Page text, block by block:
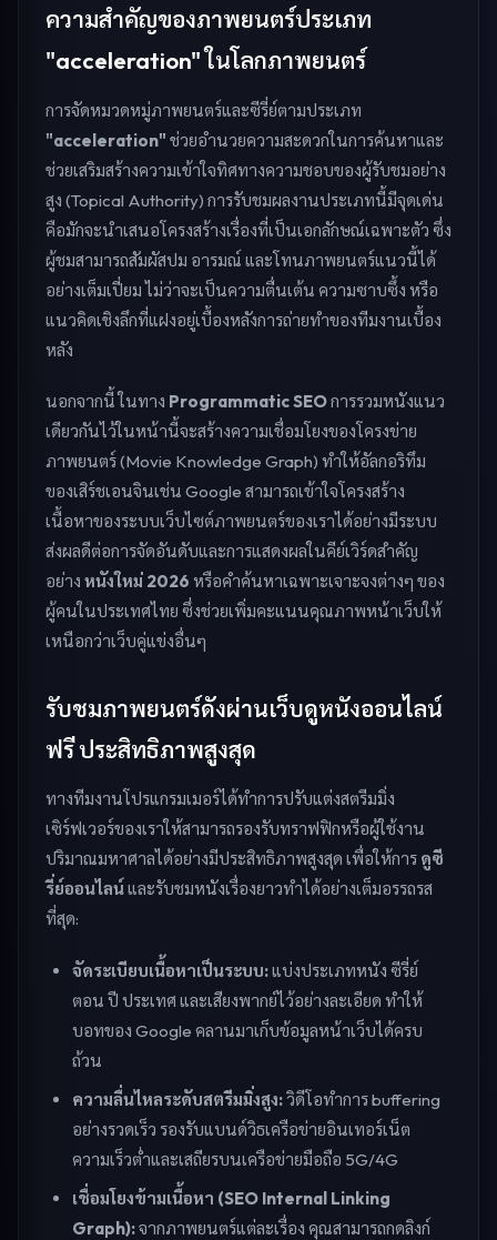
ความสำคัญของภาพยนตร์ประเภท
"acceleration" ในโลกภาพยนตร์
การจัดหมวดหมู่ภาพยนตร์และซีรี่ย์ตามประเภท
"acceleration" ช่วยอำนวยความสะดวกในการค้นหาและ
ช่วยเสริมสร้างความเข้าใจทิศทางความชอบของผู้รับชมอย่าง
สูง (Topical Authority) การรับชมผลงานประเภทนี้มีจุดเด่น
คือมักจะนำเสนอโครงสร้างเรื่องที่เป็นเอกลักษณ์เฉพาะตัว ซึ่ง
ผู้ชมสามารถสัมผัสปม อารมณ์ และโทนภาพยนตร์แนวนี้ได้
อย่างเต็มเปี่ยม ไม่ว่าจะเป็นความตื่นเต้น ความซาบซึ้ง หรือ
แนวคิดเชิงลึกที่แฝงอยู่เบื้องหลังการถ่ายทำของทีมงานเบื้อง
หลัง
นอกจากนี้ ในทาง Programmatic SEOการรวมหนังแนว
เดียวกันไว้ในหน้านี้จะสร้างความเชื่อมโยงของโครงข่าย
ภาพยนตร์ (Movie Knowledge Graph) ทำให้อัลกอริทึม
ของเสิร์ชเอนจินเช่น Google สามารถเข้าใจโครงสร้าง
เนื้อหาของระบบเว็บไซต์ภาพยนตร์ของเราได้อย่างมีระบบ
ส่งผลดีต่อการจัดอันดับและการแสดงผลในคีย์เวิร์ดสำคัญ
อย่าง หนังใหม่ 2026 หรือคำค้นหาเฉพาะเจาะจงต่างๆ ของ
ผู้คนในประเทศไทย ซึ่งช่วยเพิ่มคะแนนคุณภาพหน้าเว็บให้
เหนือกว่าเว็บคู่แข่งอื่นๆ
รับชมภาพยนตร์ดังผ่านเว็บดูหนังออนไลน์
ฟรี ประสิทธิภาพสูงสุด
ทางทีมงานโปรแกรมเมอร์ได้ทำการปรับแต่งสตรีมมิ่ง
เซิร์ฟเวอร์ของเราให้สามารถรองรับทราฟฟิกหรือผู้ใช้งาน
ปริมาณมหาศาลได้อย่างมีประสิทธิภาพสูงสุด เพื่อให้การ ดูซี
รี่ย์ออนไลน์และรับชมหนังเรื่องยาวทำได้อย่างเต็มอรรถรส
ที่สุด:
จัดระเบียบเนื้อหาเป็นระบบ:แบ่งประเภทหนัง ซีรี่ย์
ตอน ปี ประเทศ และเสียงพากย์ไว้อย่างละเอียด ทำให้
บอทของ Google คลานมาเก็บข้อมูลหน้าเว็บได้ครบ
ถ้วน
ความลื่นไหลระดับสตรีมมิ่งสูง:วิดีโอทำการ buffering
อย่างรวดเร็ว รองรับแบนด์วิธเครือข่ายอินเทอร์เน็ต
ความเร็วต่ำและเสถียรบนเครือข่ายมือถือ 5G/4G
เชื่อมโยงข้ามเนื้อหา (SEO Internal Linking
Graph):จากภาพยนตร์แต่ละเรื่อง คุณสามารถกดลิงก์